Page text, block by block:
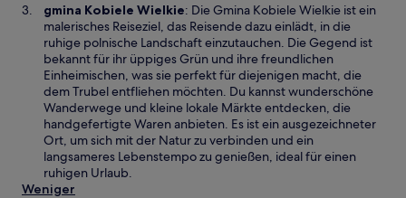
g
e
ö
f
f
n
e
t
gmina Kobiele WielkieW
i
r
d
i
n
e
i
n
e
: Die Gmina Kobiele Wielkie ist ein
malerisches Reiseziel, das Reisende dazu einlädt, in die
ruhige polnische Landschaft einzutauchen. Die Gegend ist
bekannt für ihr üppiges Grün und ihre freundlichen
Einheimischen, was sie perfekt für diejenigen macht, die
dem Trubel entfliehen möchten. Du kannst wunderschöne
Wanderwege und kleine lokale Märkte entdecken, die
handgefertigte Waren anbieten. Es ist ein ausgezeichneter
Ort, um sich mit der Natur zu verbinden und ein
langsameres Lebenstempo zu genießen, ideal für einen
ruhigen Urlaub.
Weniger